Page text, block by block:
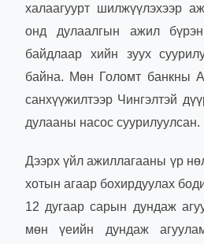
халаагуурт шилжүүлэхээр
онд дулаалгын ажил
байдлаар хийн зуух
байна. Мөн Голомт банкны
санхүүжилтээр Чингэлтэй
дулааны насос суурилуулсан.
Дээрх үйл ажиллагааны үр
хотын агаар бохирдуулах
12 дугаар сарын дундаж
мөн үеийн дундаж